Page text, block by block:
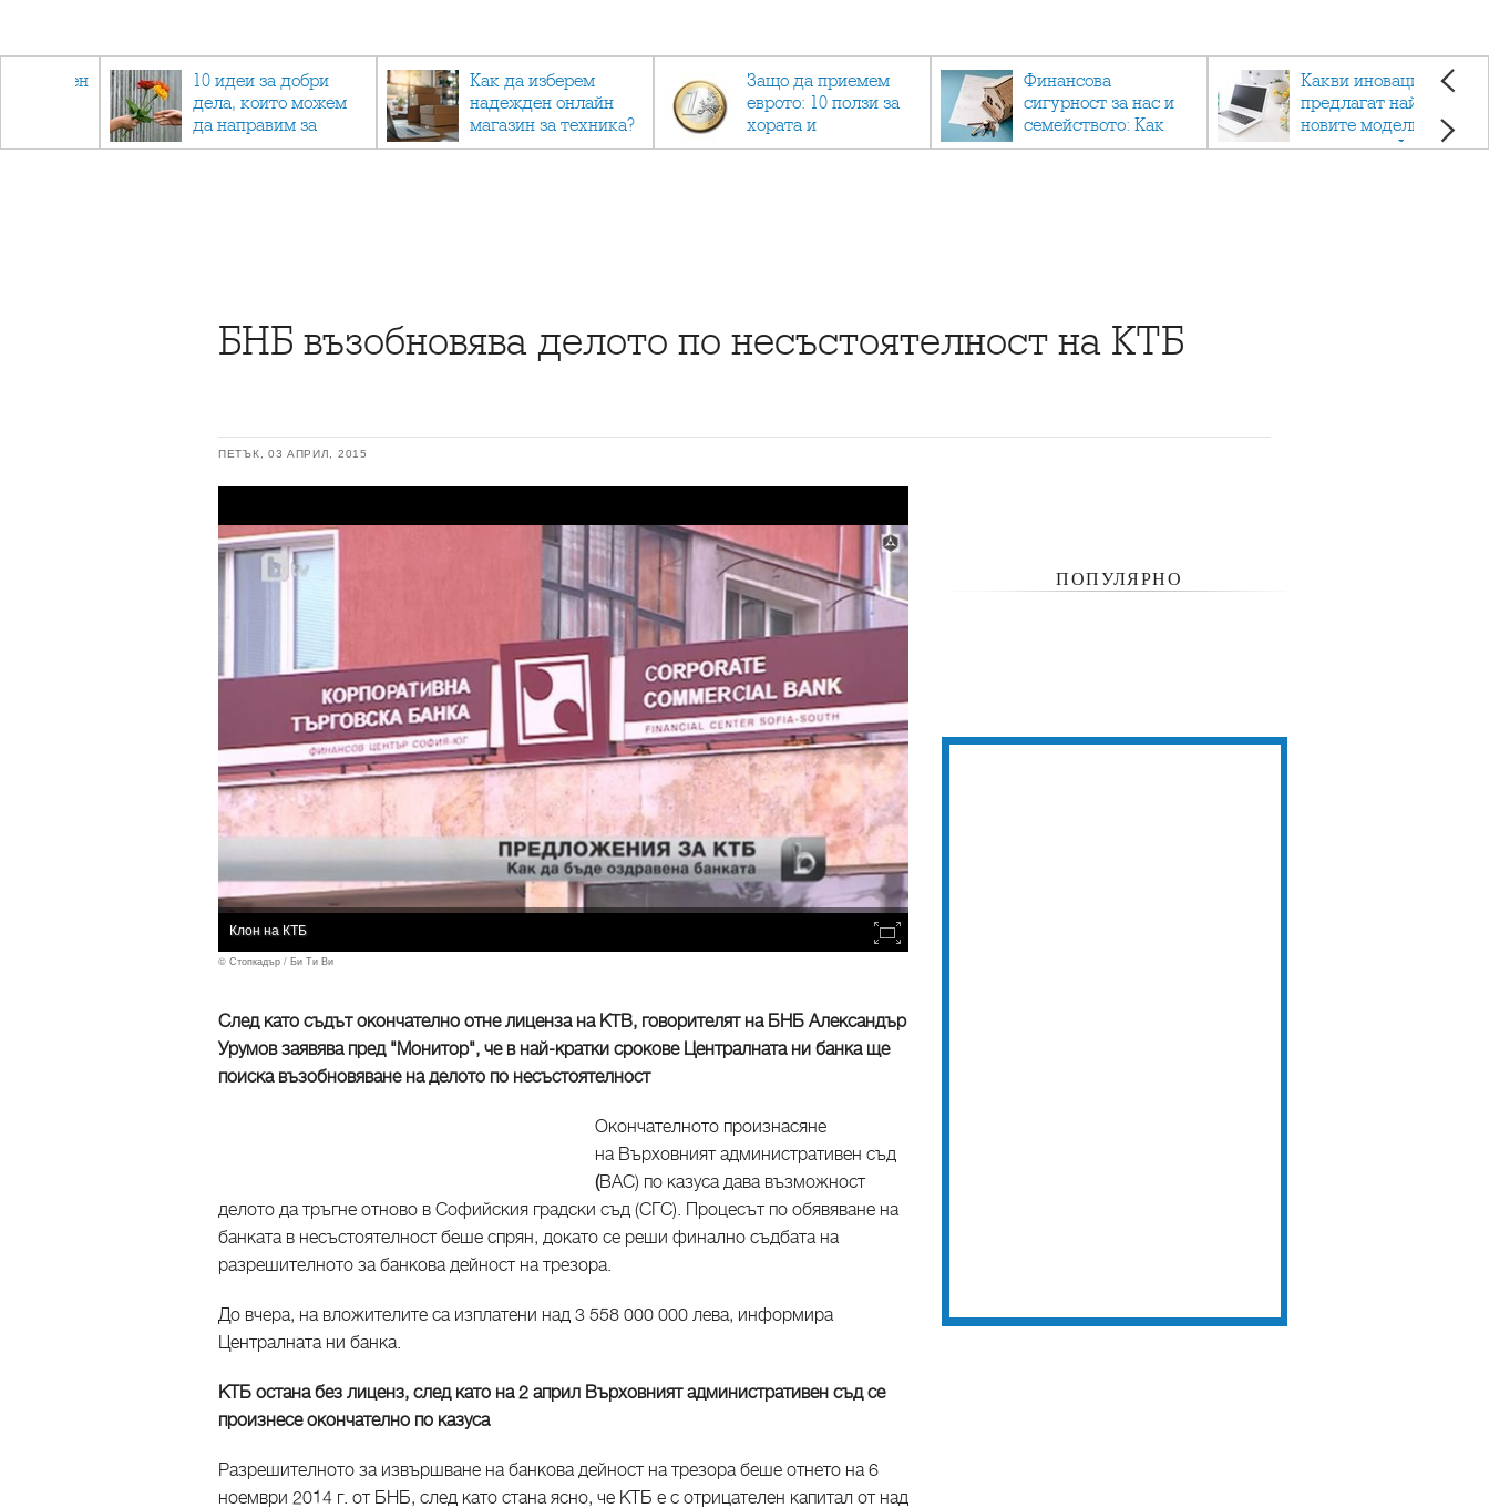
- намален
10 идеи за добри
дела, които можем
да направим за
напълно непознат
Как да изберем
надежден онлайн
магазин за техника?
Защо да приемем
еврото: 10 ползи за
хората и
икономиката
Финансова
сигурност за нас и
семейството: Как
помагат
Какви иновации
предлагат най-
новите модели
лаптопи на Acer?
БНБ възобновява делото по несъстоятелност на КТБ
ПЕТЪК, 03 АПРИЛ, 2015
Клон на КТБ
© Стопкадър / Би Ти Ви
След като съдът окончателно отне лиценза на КTB, говорителят на БНБ Александър
Урумов заявява пред "Монитор", че в най-кратки срокове Централната ни банка ще
поиска възобновяване на делото по несъстоятелност
Окончателното произнасяне
на Върховният административен съд
(ВАС) по казуса дава възможност
делото да тръгне отново в Софийския градски съд (СГС). Процесът по обявяване на
банката в несъстоятелност беше спрян, докато се реши финално съдбата на
разрешителното за банкова дейност на трезора.
До вчера, на вложителите са изплатени над 3 558 000 000 лева, информира
Централната ни банка.
КТБ остана без лиценз, след като на 2 април Върховният административен съд се
произнесе окончателно по казуса
Разрешителното за извършване на банкова дейност на трезора беше отнето на 6
ноември 2014 г. от БНБ, след като стана ясно, че КТБ е с отрицателен капитал от над
ПОПУЛЯРНО